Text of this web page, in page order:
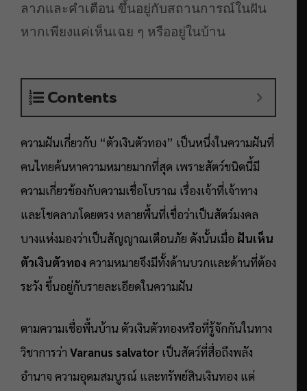
ลาภและคำเตือน ขึ้นอยู่กับสถานการณ์ในฝัน
หากเพียงแค่เห็นเฉย ๆ หรืออยู่ในบ้าน
Contents
ความฝันเกี่ยวกับ “ตัวเงินตัวทอง” เป็นหนึ่งในความฝันที่
คนไทยค้นหาความหมายมากที่สุด เพราะสัตว์ชนิดนี้มี
ความเกี่ยวข้องกับความเชื่อโบราณ เรื่องเจ้าที่เจ้าทาง
และโชคลาภโดยตรง หลายพื้นที่เชื่อว่าเป็นสัตว์มงคล
บางแห่งมองว่าเป็นสัญญาณเตือนภัย ดังนั้นเมื่อ ฝันเห็น
ตัวเงินตัวทอง ความหมายจึงมีทั้งด้านบวกและด้านที่ต้อง
ระวัง ขึ้นอยู่กับรายละเอียดในความฝัน
ตามความเชื่อพื้นบ้าน ตัวเงินตัวทองหรือที่รู้จักกันในทาง
วิชาการว่า Varanus salvator เป็นสัตว์ที่สื่อถึงพลัง
อำนาจ ความอุดมสมบูรณ์ และทรัพย์สินเงินทอง แต่